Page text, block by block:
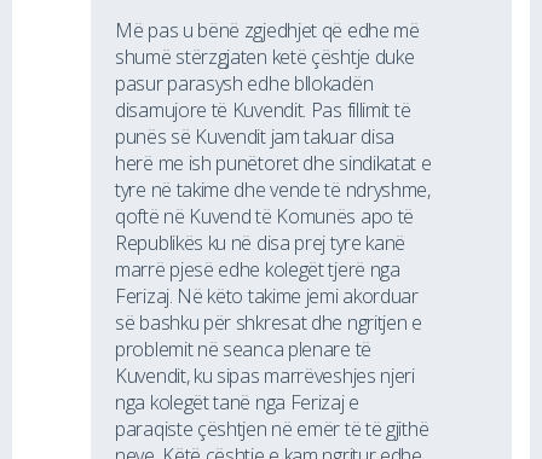
Më pas u bënë zgjedhjet që edhe më
shumë stërzgjaten ketë çështje duke
pasur parasysh edhe bllokadën
disamujore të Kuvendit. Pas fillimit të
punës së Kuvendit jam takuar disa
herë me ish punëtoret dhe sindikatat e
tyre në takime dhe vende të ndryshme,
qoftë në Kuvend të Komunës apo të
Republikës ku në disa prej tyre kanë
marrë pjesë edhe kolegët tjerë nga
Ferizaj. Në këto takime jemi akorduar
së bashku për shkresat dhe ngritjen e
problemit në seanca plenare të
Kuvendit, ku sipas marrëveshjes njeri
nga kolegët tanë nga Ferizaj e
paraqiste çështjen në emër të të gjithë